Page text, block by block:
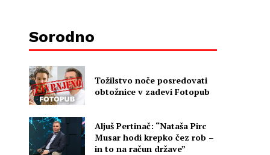
Sorodno
Tožilstvo noče posredovati
obtožnice v zadevi Fotopub
Aljuš Pertinač: “Nataša Pirc
Musar hodi krepko čez rob –
in to na račun države”